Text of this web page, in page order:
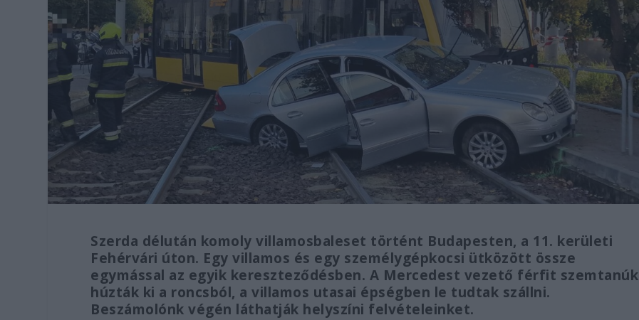
Szerda délután komoly villamosbaleset történt Budapesten, a 11. kerületi
Fehérvári úton. Egy villamos és egy személygépkocsi ütközött össze
egymással az egyik kereszteződésben. A Mercedest vezető férfit szemtanúk
húzták ki a roncsból, a villamos utasai épségben le tudtak szállni.
Beszámolónk végén láthatják helyszíni felvételeinket.